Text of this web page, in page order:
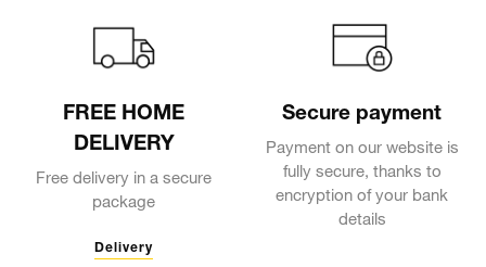
FREE HOME
DELIVERY
Free delivery in a secure
package
Delivery
Secure payment
Payment on our website is
fully secure, thanks to
encryption of your bank
details